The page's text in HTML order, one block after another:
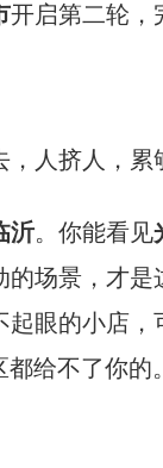
开启第二轮
人挤人，
沂。你能看见
场景，才是
起眼的小店
都给不了你的